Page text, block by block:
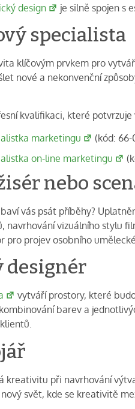
design je silně spojen s
specialista
klíčovým prvkem pro
nové a nekonvenční
kvalifikaci, které
marketingu
(kód: 66-
on-line marketingu
nebo
vás psát příběhy?
navrhování vizuálního stylu
pro projev osobního
designér
vytváří prostory, které
barev a
kreativitu při navrhování
svět, kde se kreativitě